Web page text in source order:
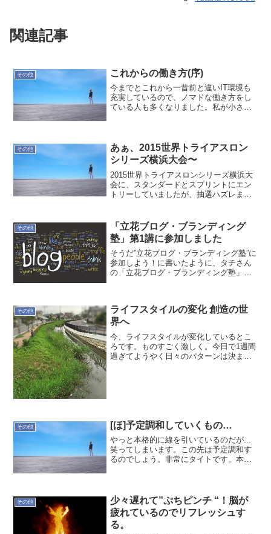
関連記事
その他 これからの働き方(序)
今までとこれから一昔前と違いIT環境も
充実しているので、ノマドな働き方をし
ている人も多くなりました。私が小さい
し・・・USから来たエン...
その他
あぁ、2015世界トライアスロン
シリーズ横浜大会〜
2015世界トライアスロンシリーズ横浜大
会に、スタンダードとスプリントにエン
トリーしていましたが、抽選ハズレまし
その他
「立花ブログ・ブランディング
塾」第1講に参加しました
そうだ”立花ブログ・ブランディング塾”に
参加しよう！に書いたように、タチさん
の「立花ブログ・ブランディング塾」に
続の...
その他
ライフスタイルの変化 創造の世
界へ
今、ライフスタイルが変化しているとこ
ろです。ものすごく激しく。今日で1週間
過ぎてようやく日々のパターンは決まっ
その他 [ほ]予定調和していくもの…
やっと本格的に線を引いているのだが...
笑ってしまいます。この先は予定調和す
るのでしょう。非常にタイトです。本日
その他
少々遅れて”ぷちピンチ “！脳が
疲れているのでリフレッシュす
る。